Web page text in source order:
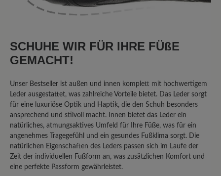
Untergründen ist mit jeder Sohle Vorsicht
geboten. Wie generell bei Sport- und
damit ab, da das von Ihnen erwähnte Gefühl
für die Pedale nicht ausreichend vorhanden
ist. Ihr BÄR Team
26. August 2023 13:44
Bewertung mit 5 von 5 Sternen
Die Weite ist sehr bequem
aber abrollen kann man kaum. Für
SCHUHE WIR FÜR IHRE FÜßE
GEMACHT!
Unser Bestseller ist außen und innen komplett mit hochwertigem
Leder ausgestattet, was zahlreiche Vorteile bietet. Das Leder sorgt
für eine luxuriöse Optik und Haptik, die den Schuh besonders
ansprechend und stilvoll macht. Innen bietet das Leder ein
natürliches, atmungsaktives Umfeld für Ihre Füße, was für ein
angenehmes Tragegefühl und ein gesundes Fußklima sorgt. Die
natürlichen Eigenschaften des Leders passen sich im Laufe der
Zeit der individuellen Fußform an, was zusätzlichen Komfort und
eine perfekte Passform gewährleistet.